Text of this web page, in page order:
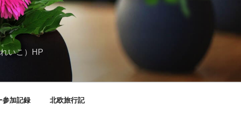
いこ）HP
参加記録 北欧旅行記